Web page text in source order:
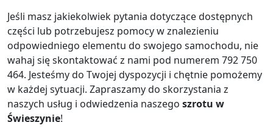
Jeśli masz jakiekolwiek pytania dotyczące dostępnych
części lub potrzebujesz pomocy w znalezieniu
odpowiedniego elementu do swojego samochodu, nie
wahaj się skontaktować z nami pod numerem 792 750
464. Jesteśmy do Twojej dyspozycji i chętnie pomożemy
w każdej sytuacji. Zapraszamy do skorzystania z
naszych usług i odwiedzenia naszego szrotu w
Świeszynie!